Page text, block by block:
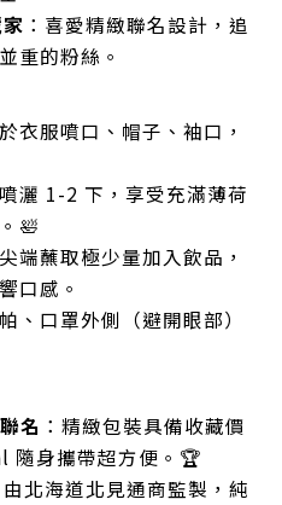
：喜愛精緻聯名設計，追
重的粉絲。
衣服噴口、帽子、袖口，
灑 1-2 下，享受充滿薄荷
🛀
端蘸取極少量加入飲品，
口感。
、口罩外側（避開眼部）
名 ：精緻包裝具備收藏價
隨身攜帶超方便。🏆
由北海道北見通商監製，純